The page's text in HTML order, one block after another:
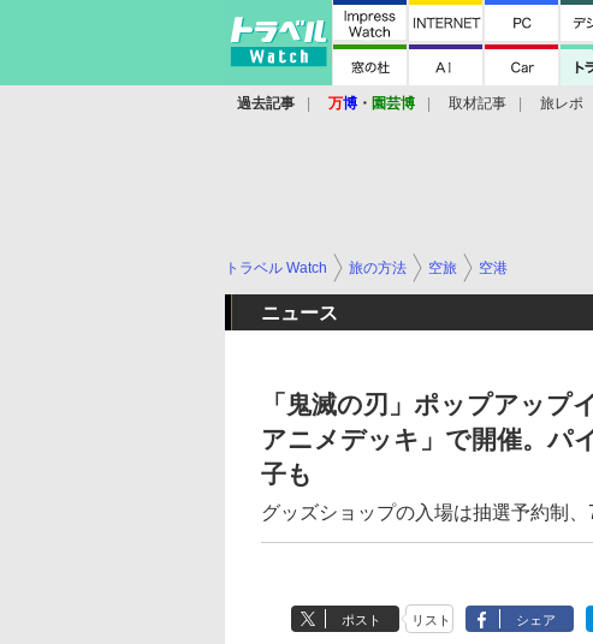
過去記事 万博 ・ 園芸博 取材記事 旅レポ
トラベル Watch 旅の方法 空旅 空港
ニュース
「鬼滅の刃」ポップアップ
アニメデッキ」で開催。パ
子も
グッズショップの入場は抽選予約制
ポスト リスト シェア